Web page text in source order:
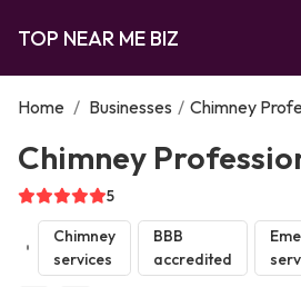
TOP NEAR ME BIZ
Home / Businesses / Chimney
Chimney
5
Chimney
services
BBB
accredited